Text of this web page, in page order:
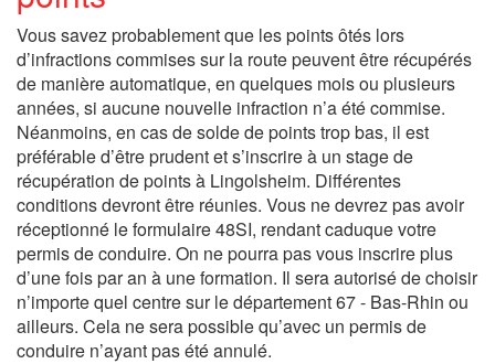
Vous savez probablement que les points ôtés lors
d’infractions commises sur la route peuvent être récupérés
de manière automatique, en quelques mois ou plusieurs
années, si aucune nouvelle infraction n’a été commise.
Néanmoins, en cas de solde de points trop bas, il est
préférable d’être prudent et s’inscrire à un stage de
récupération de points à Lingolsheim. Différentes
conditions devront être réunies. Vous ne devrez pas avoir
réceptionné le formulaire 48SI, rendant caduque votre
permis de conduire. On ne pourra pas vous inscrire plus
d’une fois par an à une formation. Il sera autorisé de choisir
n’importe quel centre sur le département 67 - Bas-Rhin ou
ailleurs. Cela ne sera possible qu’avec un permis de
conduire n’ayant pas été annulé.